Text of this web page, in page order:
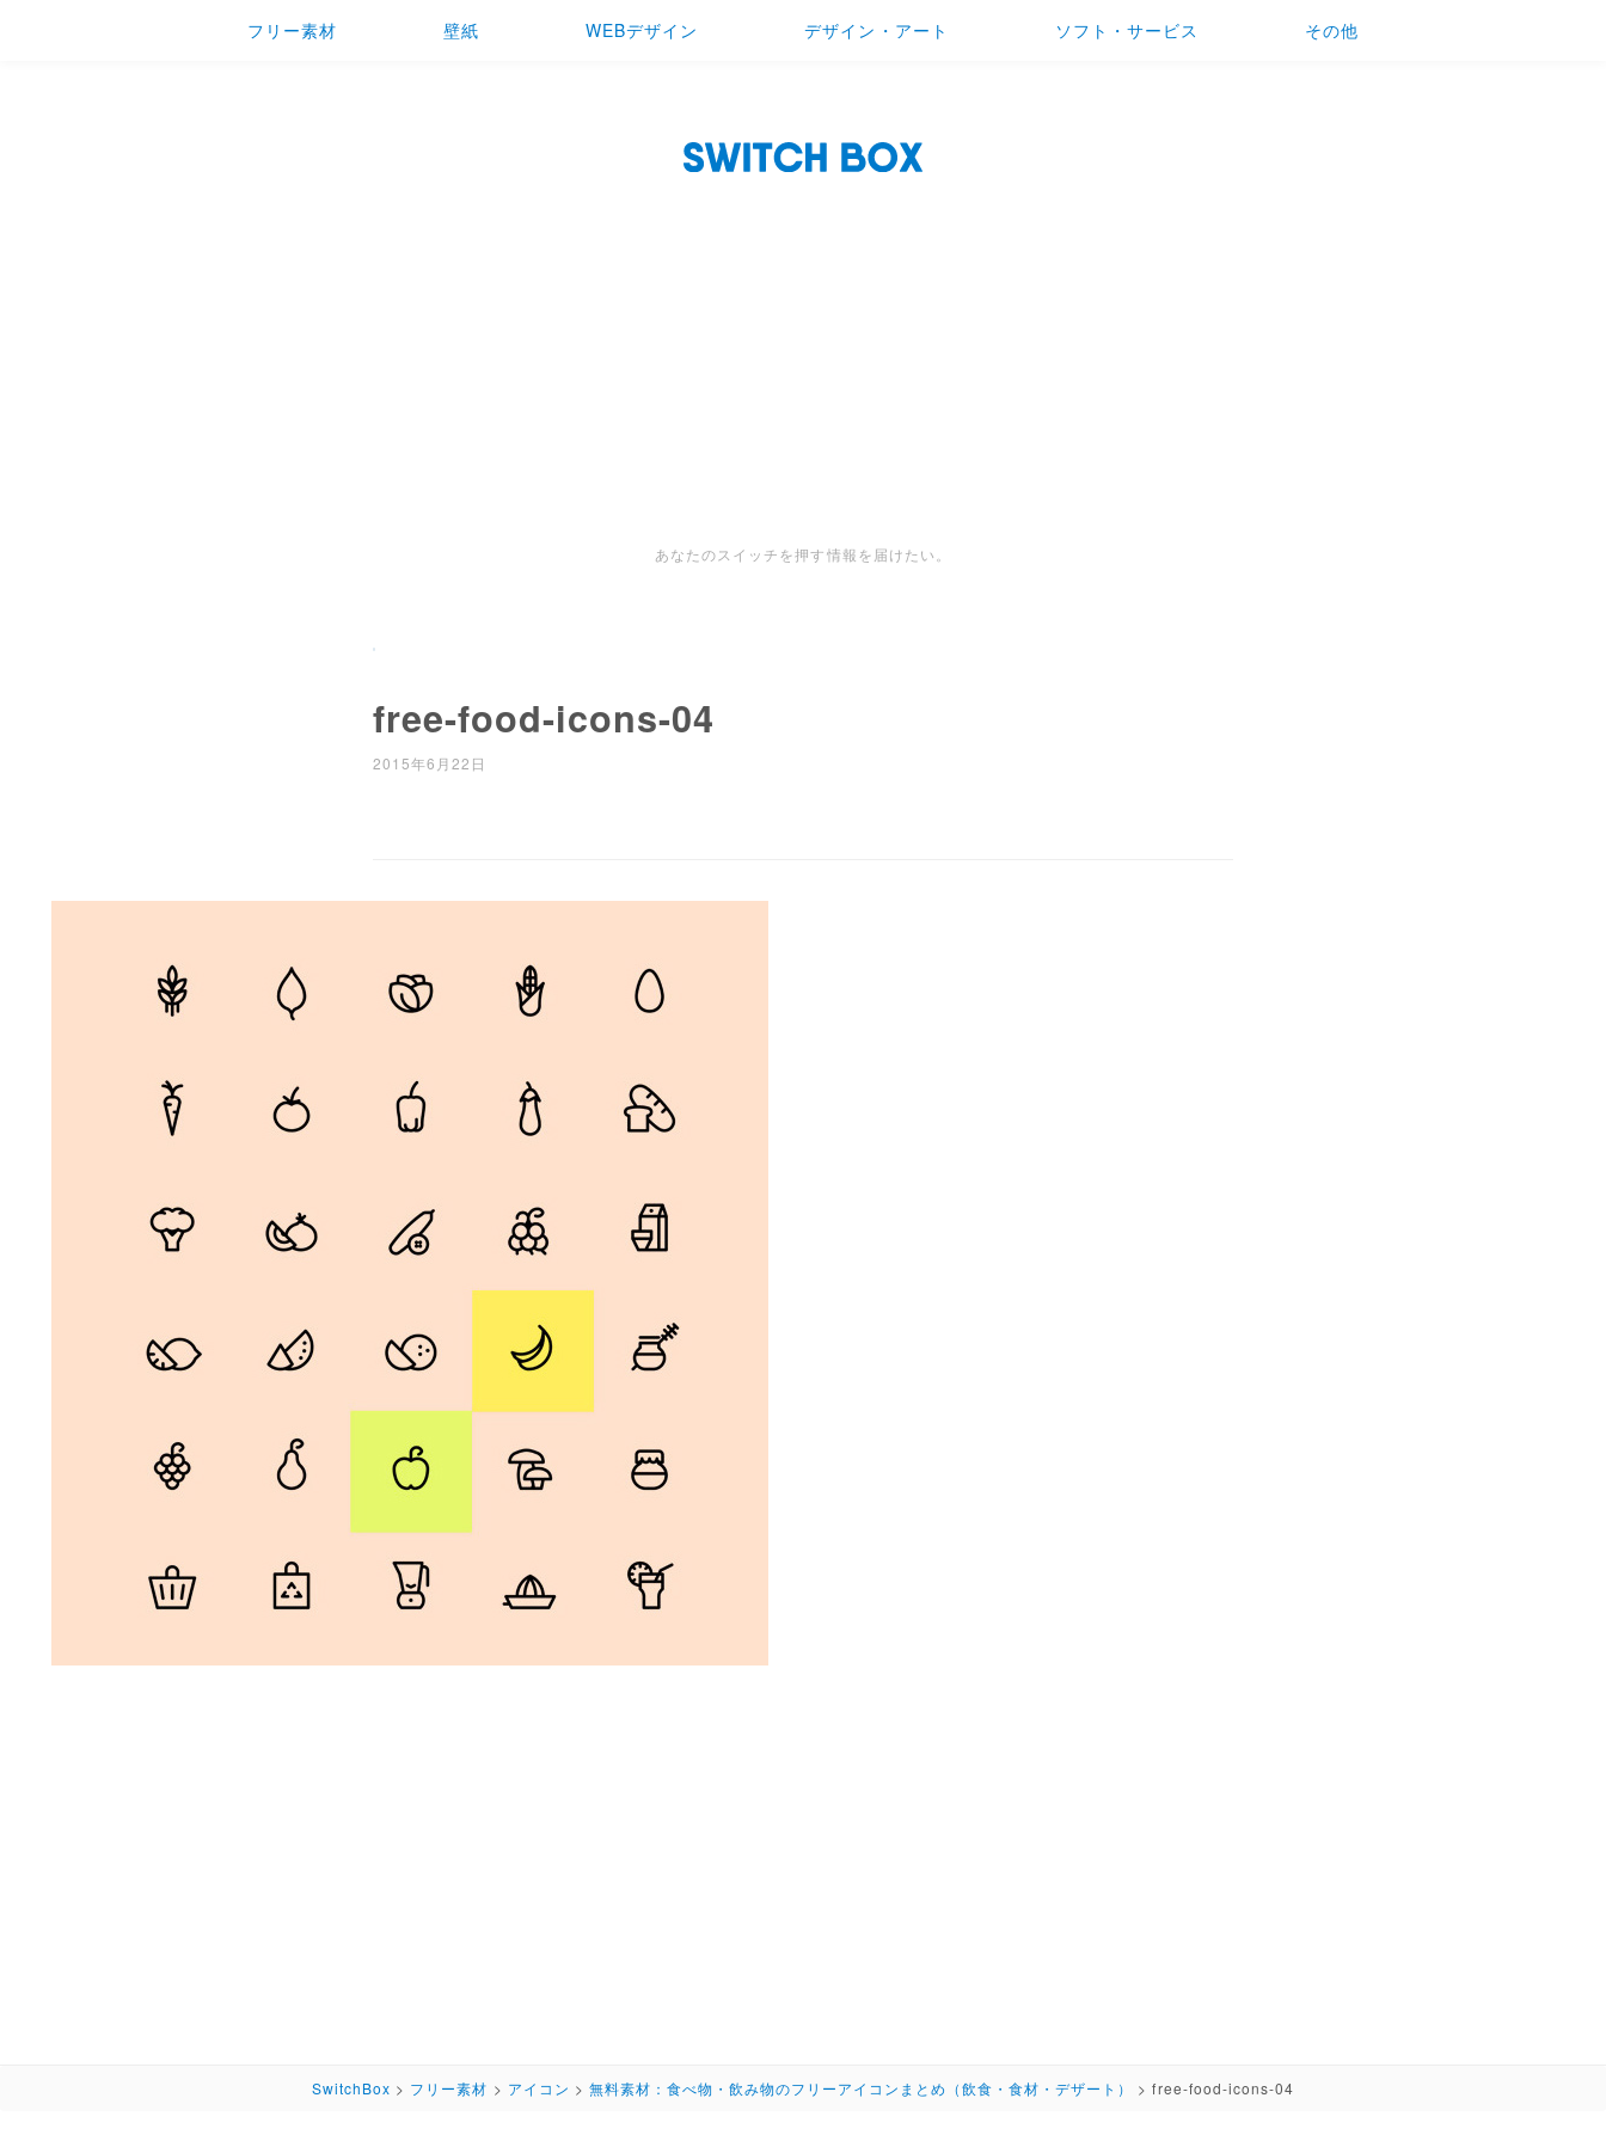
フリー素材 壁紙 WEBデザイン デザイン・アート ソフト・サービス その他
あなたのスイッチを押す情報を届けたい。
free-food-icons-04
2015年6月22日
SwitchBox > フリー素材 > アイコン > 無料素材：食べ物・飲み物のフリーアイコンまとめ（飲食・食材・デザート） >free-food-icons-04